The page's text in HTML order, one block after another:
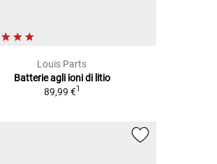
Louis Parts
Batterie agli ioni di litio
89,99 €1